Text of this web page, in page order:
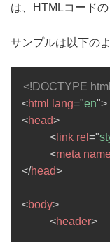
は、HTMLコードの
サンプルは以下の
<!DOCTYPE
<html lang="en">
<head>
< link rel ="
<meta
</head>
<body>
<header>